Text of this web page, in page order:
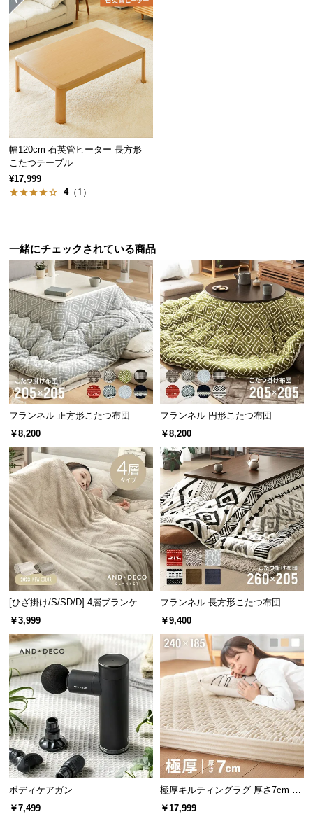
に
つ
て
搬
経
路
つ
返
品・
ャ
ン
セ
ル
に
つ
い
て
保
証
に
つ
い
て
会
員
規
約
に
つ
て
お
客
様
サ
ポ
ー
充填量
ふわふわな裏面シープボア
生地。保温性と防寒性に優れています。
バチッを減らす静電気防止素材
静電気の発生を抑える加工が施しており、冬場のス
トレスも軽減します。
抗菌・防臭加工で清潔さをキープ
幅120cm 石英管ヒーター 長方形
こたつテーブル
¥17,999
4（1）
一緒にチェックされている商品
フランネル 正方形こたつ布団
￥8,200
フランネル 円形こたつ布団
￥8,200
[ひざ掛け/S/SD/D] 4層ブランケッ
ト
￥3,999
フランネル 長方形こたつ布団
￥9,400
ボディケアガン
￥7,499
極厚キルティングラグ 厚さ7cm 24
0×185cm
￥17,999